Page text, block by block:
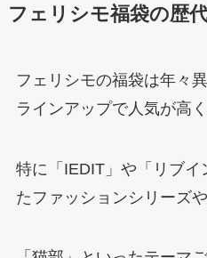
フェリシモ福袋の歴
フェリシモの福袋は年々
ラインアップで人気が高く
特に「IEDIT」や「リブイ
たファッションシリーズや